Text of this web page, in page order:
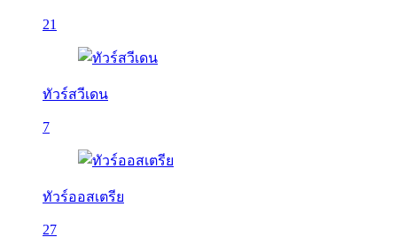
21
ทัวร์สวีเดน
7
ทัวร์ออสเตรีย
27